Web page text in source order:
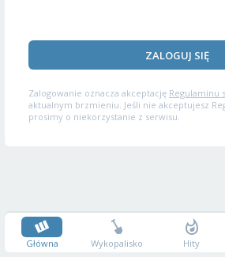
ZALOGUJ SIĘ
Zalogowanie oznacza akceptację Regulaminu
aktualnym brzmieniu. Jeśli nie akceptujesz
prosimy o niekorzystanie z serwisu.
Główna Wykopalisko Hity